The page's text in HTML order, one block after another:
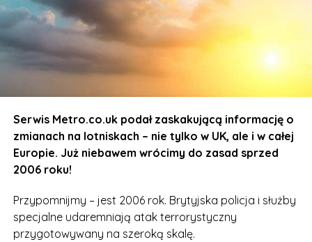
Serwis Metro.co.uk podał zaskakującą informację o
zmianach na lotniskach – nie tylko w UK, ale i w całej
Europie. Już niebawem wrócimy do zasad sprzed
2006 roku!
Przypomnijmy – jest 2006 rok. Brytyjska policja i służby
specjalne udaremniają atak terrorystyczny
przygotowywany na szeroką skalę.